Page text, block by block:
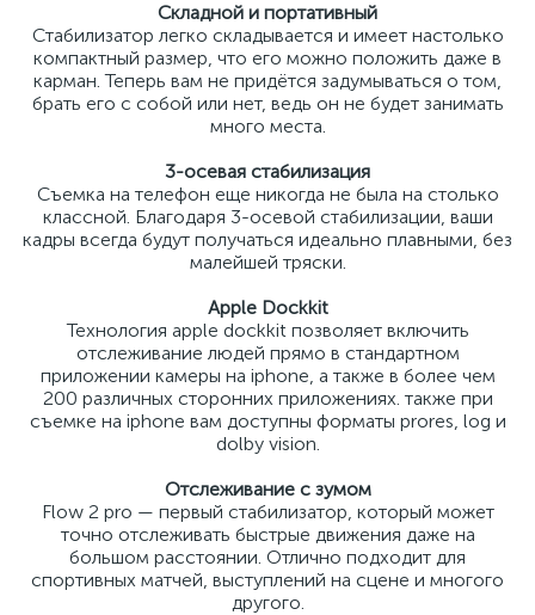
Складной и портативный
Стабилизатор легко складывается и имеет настолько
компактный размер, что его можно положить даже в
карман. Теперь вам не придётся задумываться о том,
брать его с собой или нет, ведь он не будет занимать
много места.
3-осевая стабилизация
Съемка на телефон еще никогда не была на столько
классной. Благодаря 3-осевой стабилизации, ваши
кадры всегда будут получаться идеально плавными, без
малейшей тряски.
Apple Dockkit
Технология apple dockkit позволяет включить
отслеживание людей прямо в стандартном
приложении камеры на iphone, а также в более чем
200 различных сторонних приложениях. также при
съемке на iphone вам доступны форматы prores, log и
dolby vision.
Отслеживание с зумом
Flow 2 pro — первый стабилизатор, который может
точно отслеживать быстрые движения даже на
большом расстоянии. Отлично подходит для
спортивных матчей, выступлений на сцене и многого
другого.